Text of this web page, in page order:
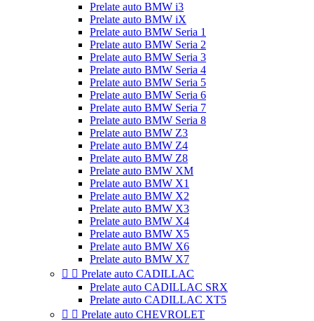
Prelate auto BMW i3
Prelate auto BMW iX
Prelate auto BMW Seria 1
Prelate auto BMW Seria 2
Prelate auto BMW Seria 3
Prelate auto BMW Seria 4
Prelate auto BMW Seria 5
Prelate auto BMW Seria 6
Prelate auto BMW Seria 7
Prelate auto BMW Seria 8
Prelate auto BMW Z3
Prelate auto BMW Z4
Prelate auto BMW Z8
Prelate auto BMW XM
Prelate auto BMW X1
Prelate auto BMW X2
Prelate auto BMW X3
Prelate auto BMW X4
Prelate auto BMW X5
Prelate auto BMW X6
Prelate auto BMW X7
  Prelate auto CADILLAC
Prelate auto CADILLAC SRX
Prelate auto CADILLAC XT5
  Prelate auto CHEVROLET